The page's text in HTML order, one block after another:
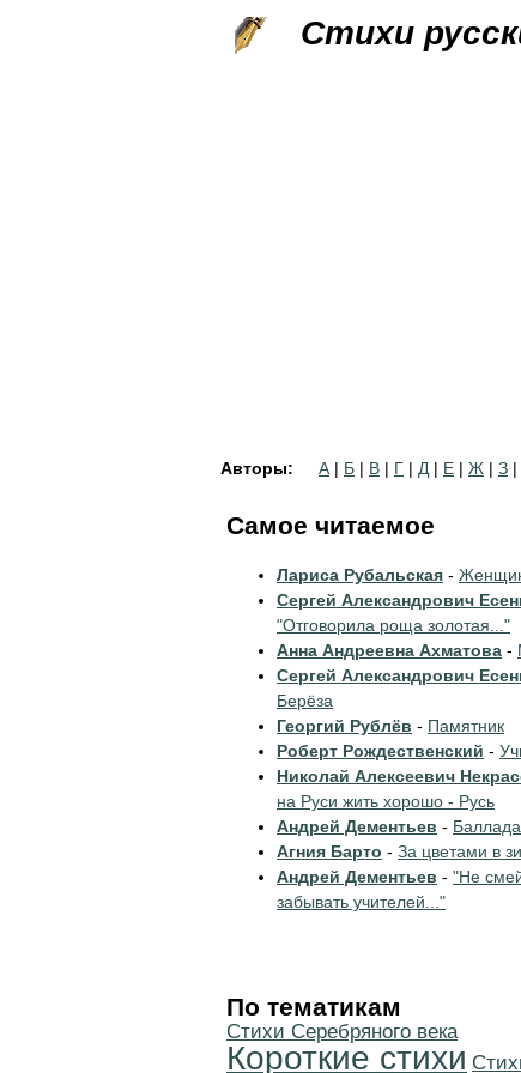
Стихи
Авторы: А | Б | В | Г | Д | Е | Ж | З |
Самое читаемое
Лариса Рубальская -
Сергей Александрович
"Отговорила роща золотая..."
Анна Андреевна Ахматова -
Сергей Александрович
Берёза
Георгий Рублёв - Памятник
Роберт Рождественский -
Николай Алексеевич
на Руси жить хорошо - Русь
Андрей Дементьев -
Агния Барто - За цветами в
Андрей Дементьев - "Не
забывать учителей..."
По тематикам
Cтихи Серебряного века
Короткие стихи